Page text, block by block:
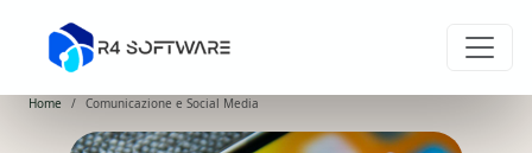
Home Comunicazione e Social Media